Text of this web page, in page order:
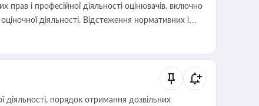
і професійної діяльності оцінювачів, включно
діяльності. Відстеження нормативних і
або бухгалтера під час оподаткування,
суб'єктів оціночної діяльності
діяльності, порядок отримання дозвільних